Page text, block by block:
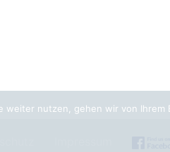
nutzen, gehen wir von Ihrem